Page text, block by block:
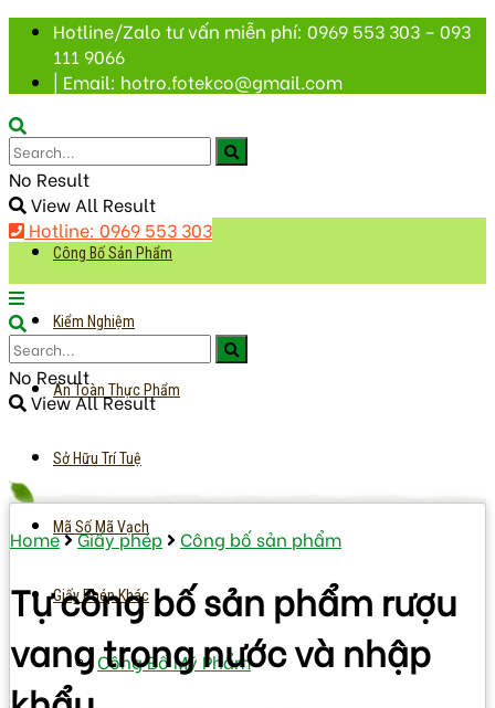
Hotline/Zalo tư vấn miễn phí: 0969 553 303 – 093
111 9066
| Email: hotro.fotekco@gmail.com
No Result
View All Result
Hotline: 0969 553 303
Công Bố Sản Phẩm
Kiểm Nghiệm
An Toàn Thực Phẩm
Sở Hữu Trí Tuệ
Mã Số Mã Vạch
Giấy Phép Khác
Công Bố Mỹ Phẩm
No Result
View All Result
Home Giấy phép Công bố sản phẩm
Tự công bố sản phẩm rượu
vang trong nước và nhập